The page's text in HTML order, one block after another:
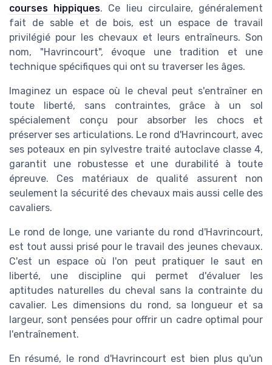
courses hippiques. Ce lieu circulaire, généralement
fait de sable et de bois, est un espace de travail
privilégié pour les chevaux et leurs entraîneurs. Son
nom, "Havrincourt", évoque une tradition et une
technique spécifiques qui ont su traverser les âges.
Imaginez un espace où le cheval peut s'entraîner en
toute liberté, sans contraintes, grâce à un sol
spécialement conçu pour absorber les chocs et
préserver ses articulations. Le rond d'Havrincourt, avec
ses poteaux en pin sylvestre traité autoclave classe 4,
garantit une robustesse et une durabilité à toute
épreuve. Ces matériaux de qualité assurent non
seulement la sécurité des chevaux mais aussi celle des
cavaliers.
Le rond de longe, une variante du rond d'Havrincourt,
est tout aussi prisé pour le travail des jeunes chevaux.
C'est un espace où l'on peut pratiquer le saut en
liberté, une discipline qui permet d'évaluer les
aptitudes naturelles du cheval sans la contrainte du
cavalier. Les dimensions du rond, sa longueur et sa
largeur, sont pensées pour offrir un cadre optimal pour
l'entraînement.
En résumé, le rond d'Havrincourt est bien plus qu'un